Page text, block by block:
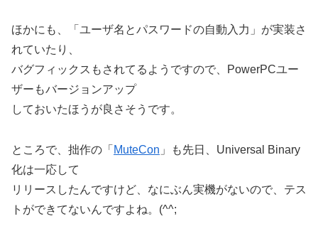
ほかにも、「ユーザ名とパスワードの自動入力」が実装さ
れていたり、
バグフィックスもされてるようですので、PowerPCユー
ザーもバージョンアップ
しておいたほうが良さそうです。
ところで、拙作の「 MuteCon 」も先日、Universal Binary
化は一応して
リリースしたんですけど、なにぶん実機がないので、テス
トができてないんですよね。(^^;